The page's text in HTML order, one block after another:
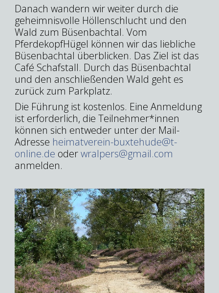
Danach wandern wir weiter durch die
geheimnisvolle Höllenschlucht und den
Wald zum Büsenbachtal. Vom
PferdekopfHügel können wir das liebliche
Büsenbachtal überblicken. Das Ziel ist das
Café Schafstall. Durch das Büsenbachtal
und den anschließenden Wald geht es
zurück zum Parkplatz.
Die Führung ist kostenlos. Eine Anmeldung
ist erforderlich, die Teilnehmer*innen
können sich entweder unter der Mail-
Adresse heimatverein-buxtehude@t-
online.de oderwralpers@gmail.com
anmelden.